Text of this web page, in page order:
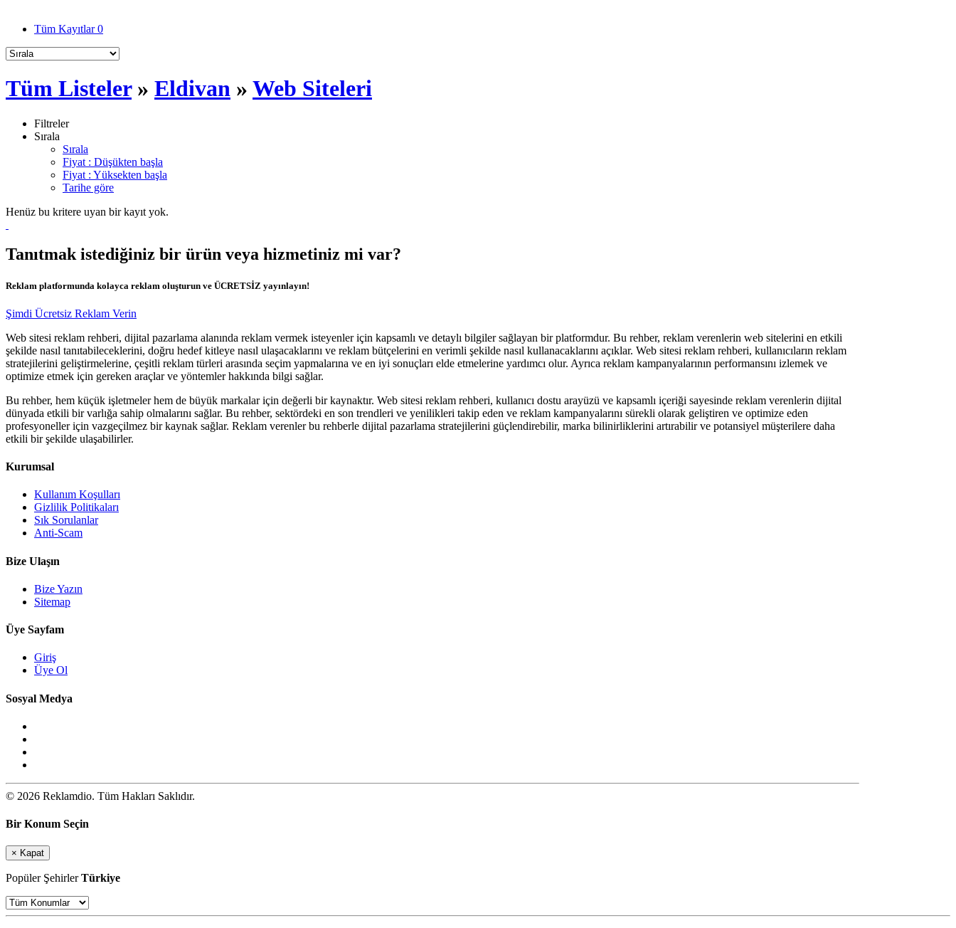
Tüm Kayıtlar0
Tüm Listeler» Eldivan » Web Siteleri
Filtreler
Sırala
Sırala
Fiyat : Düşükten başla
Fiyat : Yüksekten başla
Tarihe göre
Henüz bu kritere uyan bir kayıt yok.
Tanıtmak istediğiniz bir ürün veya hizmetiniz mi var?
Reklam platformunda kolayca reklam oluşturun ve ÜCRETSİZ yayınlayın!
Şimdi Ücretsiz Reklam Verin
Web sitesi reklam rehberi, dijital pazarlama alanında reklam vermek isteyenler için kapsamlı ve detaylı bilgiler sağlayan bir platformdur. Bu rehber, reklam verenlerin web sitelerini en etkili
şekilde nasıl tanıtabileceklerini, doğru hedef kitleye nasıl ulaşacaklarını ve reklam bütçelerini en verimli şekilde nasıl kullanacaklarını açıklar. Web sitesi reklam rehberi, kullanıcıların reklam
stratejilerini geliştirmelerine, çeşitli reklam türleri arasında seçim yapmalarına ve en iyi sonuçları elde etmelerine yardımcı olur. Ayrıca reklam kampanyalarının performansını izlemek ve
optimize etmek için gereken araçlar ve yöntemler hakkında bilgi sağlar.
Bu rehber, hem küçük işletmeler hem de büyük markalar için değerli bir kaynaktır. Web sitesi reklam rehberi, kullanıcı dostu arayüzü ve kapsamlı içeriği sayesinde reklam verenlerin dijital
dünyada etkili bir varlığa sahip olmalarını sağlar. Bu rehber, sektördeki en son trendleri ve yenilikleri takip eden ve reklam kampanyalarını sürekli olarak geliştiren ve optimize eden
profesyoneller için vazgeçilmez bir kaynak sağlar. Reklam verenler bu rehberle dijital pazarlama stratejilerini güçlendirebilir, marka bilinirliklerini artırabilir ve potansiyel müşterilere daha
etkili bir şekilde ulaşabilirler.
Kurumsal
Kullanım Koşulları
Gizlilik Politikaları
Sık Sorulanlar
Anti-Scam
Bize Ulaşın
Bize Yazın
Sitemap
Üye Sayfam
Giriş
Üye Ol
Sosyal Medya
© 2026 Reklamdio. Tüm Hakları Saklıdır.
Bir Konum Seçin
× Kapat
Popüler ŞehirlerTürkiye